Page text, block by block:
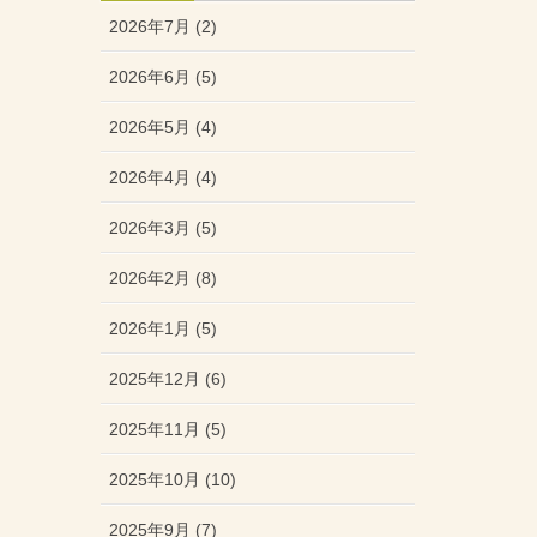
2026年7月 (2)
2026年6月 (5)
2026年5月 (4)
2026年4月 (4)
2026年3月 (5)
2026年2月 (8)
2026年1月 (5)
2025年12月 (6)
2025年11月 (5)
2025年10月 (10)
2025年9月 (7)